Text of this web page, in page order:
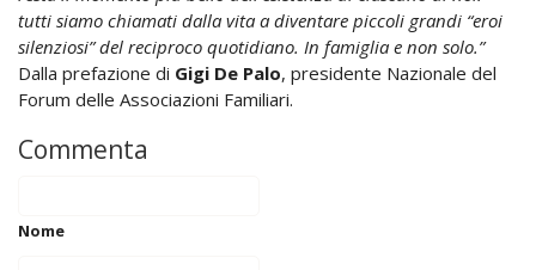
tutti siamo chiamati dalla vita a diventare piccoli grandi “eroi
silenziosi” del reciproco quotidiano. In famiglia e non solo.”
Dalla prefazione di Gigi De Palo, presidente Nazionale del
Forum delle Associazioni Familiari.
Commenta
Nome